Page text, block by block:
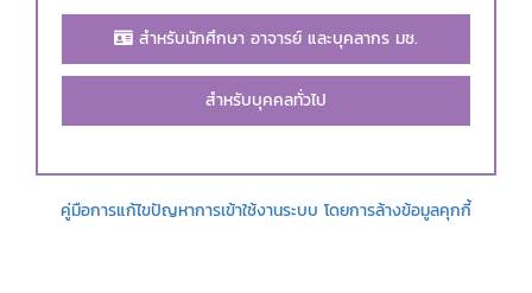
สำหรับนักศึกษา อาจารย์ และบุคลากร มช.
สำหรับบุคคลทั่วไป
คู่มือการแก้ไขปัญหาการเข้าใช้งานระบบ โดยการล้างข้อมูลคุกกี้